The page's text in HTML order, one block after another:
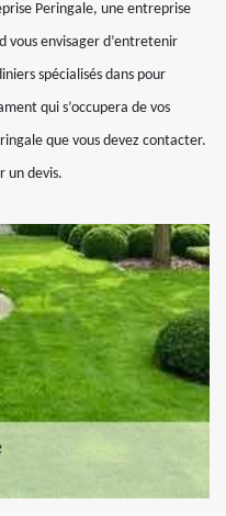
Peringale, une entreprise
vous envisager d’entretenir
spécialisés dans pour
qui s’occupera de vos
que vous devez contacter.
un devis.